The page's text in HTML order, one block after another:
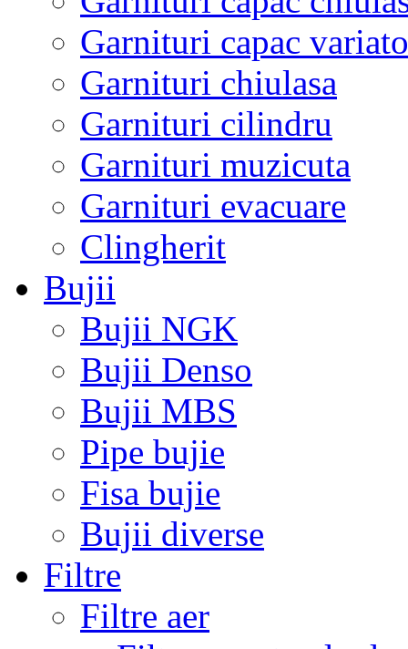
Garnituri capac
Garnituri chiulasa
Garnituri cilindru
Garnituri muzicuta
Garnituri evacuare
Clingherit
Bujii
Bujii NGK
Bujii Denso
Bujii MBS
Pipe bujie
Fisa bujie
Bujii diverse
Filtre
Filtre aer